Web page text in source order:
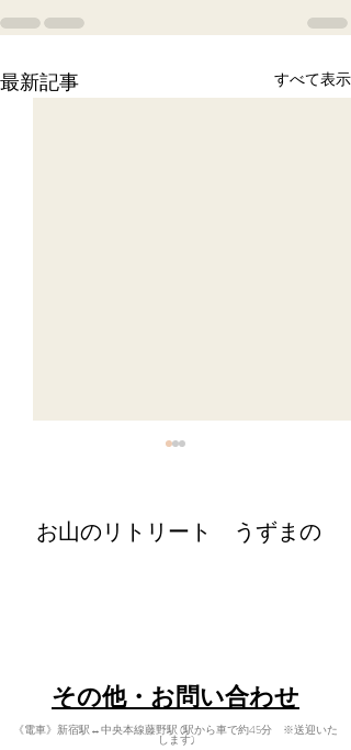
最新記事 すべて表示
Golden Week Fasting & Events
​お山のリトリート うずまの
​その他・お問い合わせ
《電車》新宿駅↔中央本線藤野駅 (駅から車で約45分 ※送迎いた
します)